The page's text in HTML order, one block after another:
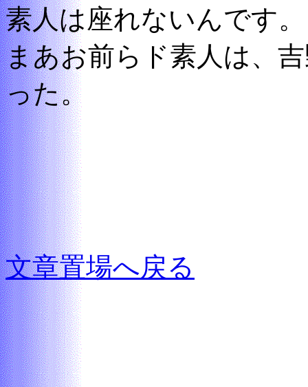
素人は座れないんです。
まあお前らド素人は、
った。
文章置場へ戻る